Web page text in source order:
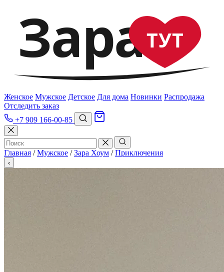
ЗараТУТ
Женское Мужское Детское Для дома Новинки Распродажа
Отследить заказ
+7 909 166-00-85
Главная / Мужское / Зара Хоум / Приключения
‹